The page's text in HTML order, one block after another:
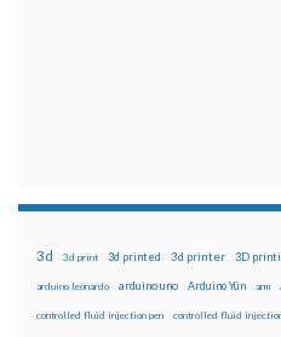
3d 3d print 3d printed 3d printer 3D
arduino leonardo arduino uno Arduino Yún arm
controlled fluid injection pen controlled fluid